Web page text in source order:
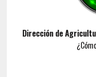
Dirección de